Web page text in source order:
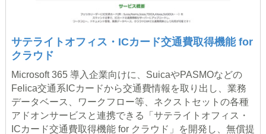
サテライトオフィス・ICカード交通費取得機能 for
クラウド
Microsoft 365 導入企業向けに、SuicaやPASMOなどの
Felica交通系ICカードから交通費情報を取り出し、業務
データベース、ワークフロー等、ネクストセットの各種
アドオンサービスと連携できる「サテライトオフィス・
ICカード交通費取得機能 for クラウド」を開発し、無償提